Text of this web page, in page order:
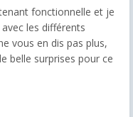
fonctionnelle et je
les différents
vous en dis pas plus,
belle surprises pour ce